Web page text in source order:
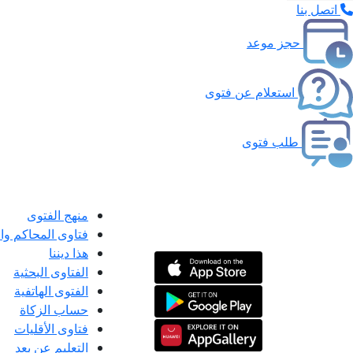
اتصل بنا
حجز موعد
استعلام عن فتوى
طلب فتوى
منهج الفتوى
فتاوى المحاكم
هذا ديننا
الفتاوى البحثية
الفتوى الهاتفية
حساب الزكاة
فتاوى الأقليات
التعليم عن بعد